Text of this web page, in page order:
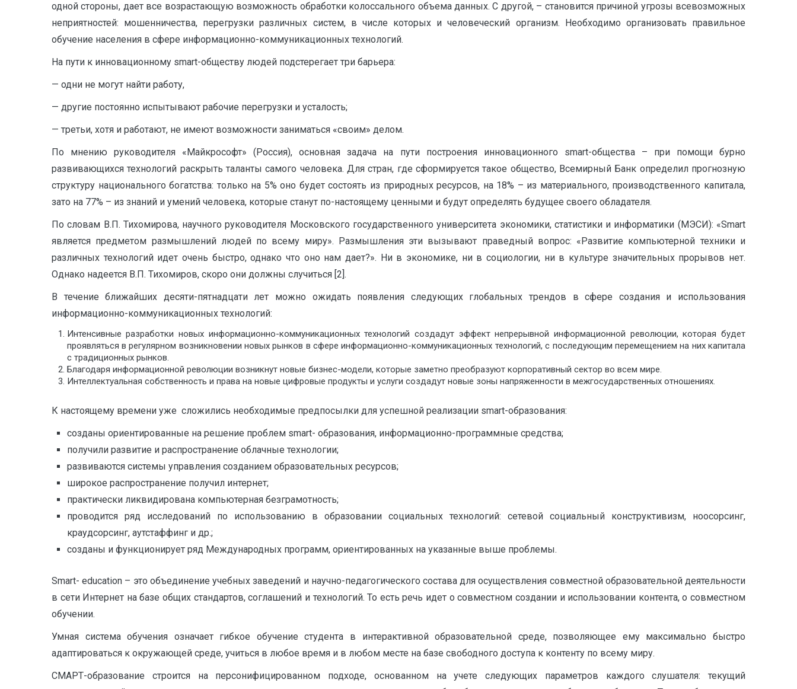
одной стороны, дает все возрастающую возможность обработки колоссального объема данных. С другой, – становится причиной угрозы всевозможных
неприятностей: мошенничества, перегрузки различных систем, в числе которых и человеческий организм. Необходимо организовать правильное
обучение населения в сфере информационно-коммуникационных технологий.
На пути к инновационному smart-обществу людей подстерегает три барьера:
— одни не могут найти работу,
— другие постоянно испытывают рабочие перегрузки и усталость;
— третьи, хотя и работают, не имеют возможности заниматься «своим» делом.
По мнению руководителя «Майкрософт» (Россия), основная задача на пути построения инновационного smart-общества – при помощи бурно
развивающихся технологий раскрыть таланты самого человека. Для стран, где сформируется такое общество, Всемирный Банк определил прогнозную
структуру национального богатства: только на 5% оно будет состоять из природных ресурсов, на 18% – из материального, производственного капитала,
зато на 77% – из знаний и умений человека, которые станут по-настоящему ценными и будут определять будущее своего обладателя.
По словам В.П. Тихомирова, научного руководителя Московского государственного университета экономики, статистики и информатики (МЭСИ): «Smart
является предметом размышлений людей по всему миру». Размышления эти вызывают праведный вопрос: «Развитие компьютерной техники и
различных технологий идет очень быстро, однако что оно нам дает?». Ни в экономике, ни в социологии, ни в культуре значительных прорывов нет.
Однако надеется В.П. Тихомиров, скоро они должны случиться [2].
В течение ближайших десяти-пятнадцати лет можно ожидать появления следующих глобальных трендов в сфере создания и использования
информационно-коммуникационных технологий:
Интенсивные разработки новых информационно-коммуникационных технологий создадут эффект непрерывной информационной революции, которая будет
проявляться в регулярном возникновении новых рынков в сфере информационно-коммуникационных технологий, с последующим перемещением на них капитала
с традиционных рынков.
Благодаря информационной революции возникнут новые бизнес-модели, которые заметно преобразуют корпоративный сектор во всем мире.
Интеллектуальная собственность и права на новые цифровые продукты и услуги создадут новые зоны напряженности в межгосударственных отношениях.
К настоящему времени уже сложились необходимые предпосылки для успешной реализации smart-образования:
созданы ориентированные на решение проблем smart- образования, информационно-программные средства;
получили развитие и распространение облачные технологии;
развиваются системы управления созданием образовательных ресурсов;
широкое распространение получил интернет;
практически ликвидирована компьютерная безграмотность;
проводится ряд исследований по использованию в образовании социальных технологий: сетевой социальный конструктивизм, ноосорсинг,
краудсорсинг, аутстаффинг и др.;
созданы и функционирует ряд Международных программ, ориентированных на указанные выше проблемы.
Smart- education – это объединение учебных заведений и научно-педагогического состава для осуществления совместной образовательной деятельности
в сети Интернет на базе общих стандартов, соглашений и технологий. То есть речь идет о совместном создании и использовании контента, о совместном
обучении.
Умная система обучения означает гибкое обучение студента в интерактивной образовательной среде, позволяющее ему максимально быстро
адаптироваться к окружающей среде, учиться в любое время и в любом месте на базе свободного доступа к контенту по всему миру.
СМАРТ-образование строится на персонифицированном подходе, основанном на учете следующих параметров каждого слушателя: текущий